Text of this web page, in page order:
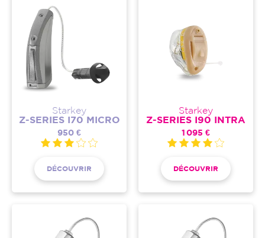
Starkey
Z-SERIES I70 MICRO
950 €
DÉCOUVRIR
Starkey
Z-SERIES I90 INTRA
1 095 €
DÉCOUVRIR